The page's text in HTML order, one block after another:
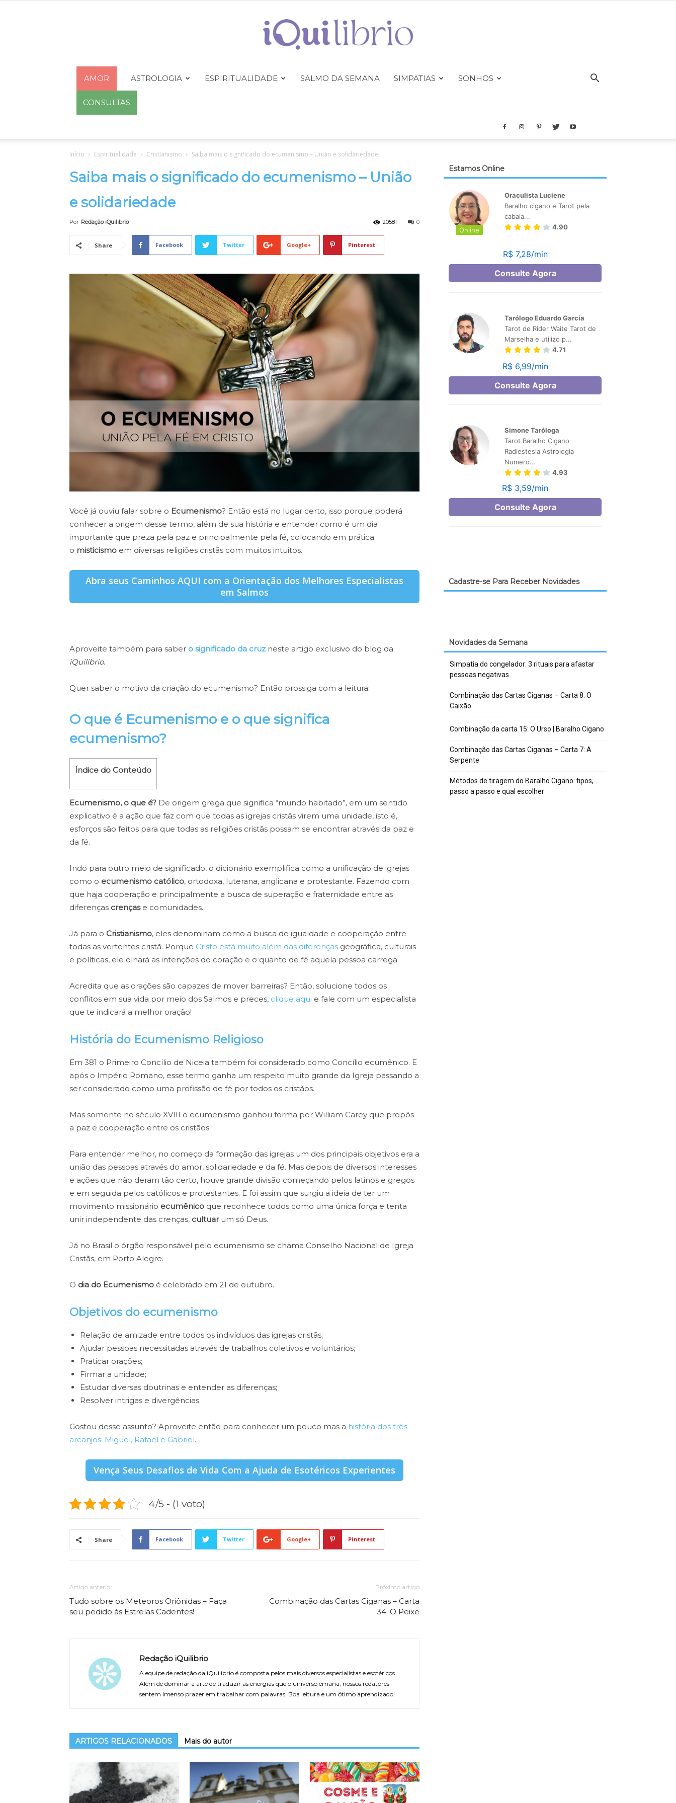
iQuilibrio
AMOR ASTROLOGIA ESPIRITUALIDADE SALMO DA SEMANA SIMPATIAS SONHOS
CONSULTAS
Início Espiritualidade Cristianismo Saiba mais o significado do ecumenismo – União e solidariedade
Saiba mais o significado do ecumenismo – União
e solidariedade
Por Redação iQuilibrio 0
20581
Share Facebook Twitter Google+ Pinterest
Você já ouviu falar sobre o Ecumenismo? Então está no lugar certo, isso porque poderá
conhecer a origem desse termo, além de sua história e entender como é um dia
importante que preza pela paz e principalmente pela fé, colocando em prática
o misticismo em diversas religiões cristãs com muitos intuitos.
Abra seus Caminhos AQUI com a Orientação dos Melhores Especialistas
em Salmos
Aproveite também para saber o significado da cruz neste artigo exclusivo do blog da
iQuilibrio.
Quer saber o motivo da criação do ecumenismo? Então prossiga com a leitura:
O que é Ecumenismo e o que significa
ecumenismo?
Índice do Conteúdo
Ecumenismo, o que é? De origem grega que significa “mundo habitado”, em um sentido
explicativo é a ação que faz com que todas as igrejas cristãs virem uma unidade, isto é,
esforços são feitos para que todas as religiões cristãs possam se encontrar através da paz e
da fé.
Indo para outro meio de significado, o dicionário exemplifica como a unificação de igrejas
como o ecumenismo católico, ortodoxa, luterana, anglicana e protestante. Fazendo com
que haja cooperação e principalmente a busca de superação e fraternidade entre as
diferenças crençase comunidades.
Já para o Cristianismo, eles denominam como a busca de igualdade e cooperação entre
todas as vertentes cristã. Porque Cristo está muito além das diferenças geográfica, culturais
e políticas, ele olhará as intenções do coração e o quanto de fé aquela pessoa carrega.
Acredita que as orações são capazes de mover barreiras? Então, solucione todos os
conflitos em sua vida por meio dos Salmos e preces, clique aqui e fale com um especialista
que te indicará a melhor oração!
História do Ecumenismo Religioso
Em 381 o Primeiro Concílio de Niceia também foi considerado como Concílio ecumênico. E
após o Império Romano, esse termo ganha um respeito muito grande da Igreja passando a
ser considerado como uma profissão de fé por todos os cristãos.
Mas somente no século XVIII o ecumenismo ganhou forma por William Carey que propôs
a paz e cooperação entre os cristãos.
Para entender melhor, no começo da formação das igrejas um dos principais objetivos era a
união das pessoas através do amor, solidariedade e da fé. Mas depois de diversos interesses
e ações que não deram tão certo, houve grande divisão começando pelos latinos e gregos
e em seguida pelos católicos e protestantes. E foi assim que surgiu a ideia de ter um
movimento missionário ecumênico que reconhece todos como uma única força e tenta
unir independente das crenças, cultuarum só Deus.
Já no Brasil o órgão responsável pelo ecumenismo se chama Conselho Nacional de Igreja
Cristãs, em Porto Alegre.
O dia do Ecumenismo é celebrado em 21 de outubro.
Objetivos do ecumenismo
Relação de amizade entre todos os indivíduos das igrejas cristãs;
Ajudar pessoas necessitadas através de trabalhos coletivos e voluntários;
Praticar orações;
Firmar a unidade;
Estudar diversas doutrinas e entender as diferenças;
Resolver intrigas e divergências.
Gostou desse assunto? Aproveite então para conhecer um pouco mas a história dos três
arcanjos: Miguel, Rafael e Gabriel.
Vença Seus Desafios de Vida Com a Ajuda de Esotéricos Experientes
4/5 - (1 voto)
Share Facebook Twitter Google+ Pinterest
Artigo anterior
Tudo sobre os Meteoros Oriônidas – Faça
seu pedido às Estrelas Cadentes!
Próximo artigo
Combinação das Cartas Ciganas – Carta
34: O Peixe
Redação iQuilibrio
A equipe de redação da iQuilibrio é composta pelos mais diversos especialistas e esotéricos.
Além de dominar a arte de traduzir as energias que o universo emana, nossos redatores
sentem imenso prazer em trabalhar com palavras. Boa leitura e um ótimo aprendizado!
ARTIGOS RELACIONADOS Mais do autor
Estamos Online
Cadastre-se Para Receber Novidades
Novidades da Semana
Simpatia do congelador: 3 rituais para afastar
pessoas negativas
Combinação das Cartas Ciganas – Carta 8: O
Caixão
Combinação da carta 15: O Urso | Baralho Cigano
Combinação das Cartas Ciganas – Carta 7: A
Serpente
Métodos de tiragem do Baralho Cigano: tipos,
passo a passo e qual escolher